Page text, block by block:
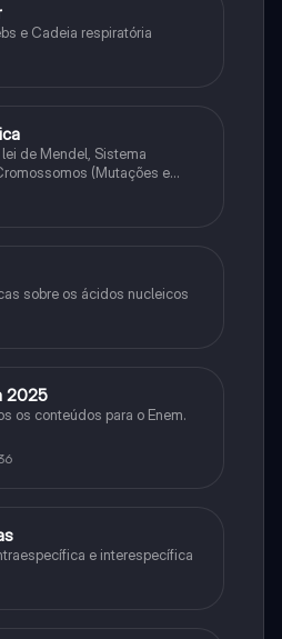
e Cadeia respiratória
de Mendel, Sistema
(Mutações e
sobre os ácidos nucleicos
2025
os conteúdos para o Enem.
e interespecífica